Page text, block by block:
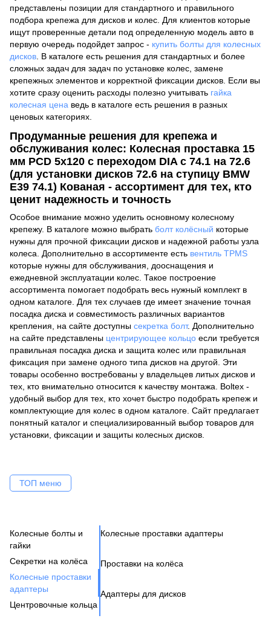
представлены позиции для стандартного и правильного
подбора крепежа для дисков и колес. Для клиентов которые
ищут проверенные детали под определенную модель авто в
первую очередь подойдет запрос - купить болты для колесных
дисков. В каталоге есть решения для стандартных и более
сложных задач для задач по установке колес, замене
крепежных элементов и корректной фиксации дисков. Если вы
хотите сразу оценить расходы полезно учитывать гайка
колесная цена ведь в каталоге есть решения в разных
ценовых категориях.
Продуманные решения для крепежа и
обслуживания колес: Колесная проставка 15
мм PCD 5x120 с переходом DIA с 74.1 на 72.6
(для установки дисков 72.6 на ступицу BMW
E39 74.1) Кованая - ассортимент для тех, кто
ценит надежность и точность
Особое внимание можно уделить основному колесному
крепежу. В каталоге можно выбрать болт колёсный которые
нужны для прочной фиксации дисков и надежной работы узла
колеса. Дополнительно в ассортименте есть вентиль TPMS
которые нужны для обслуживания, дооснащения и
ежедневной эксплуатации колес. Такое построение
ассортимента помогает подобрать весь нужный комплект в
одном каталоге. Для тех случаев где имеет значение точная
посадка диска и совместимость различных вариантов
крепления, на сайте доступны секретка болт. Дополнительно
на сайте представлены центрирующее кольцо если требуется
правильная посадка диска и защита колес или правильная
фиксация при замене одного типа дисков на другой. Эти
товары особенно востребованы у владельцев литых дисков и
тех, кто внимательно относится к качеству монтажа. Boltex -
удобный выбор для тех, кто хочет быстро подобрать крепеж и
комплектующие для колес в одном каталоге. Сайт предлагает
понятный каталог и специализированный выбор товаров для
установки, фиксации и защиты колесных дисков.
ТОП меню
Колесные болты и
гайки
Секретки на колёса
Колесные проставки
адаптеры
Центровочные кольца
Колесные проставки адаптеры
Проставки на колёса
Адаптеры для дисков